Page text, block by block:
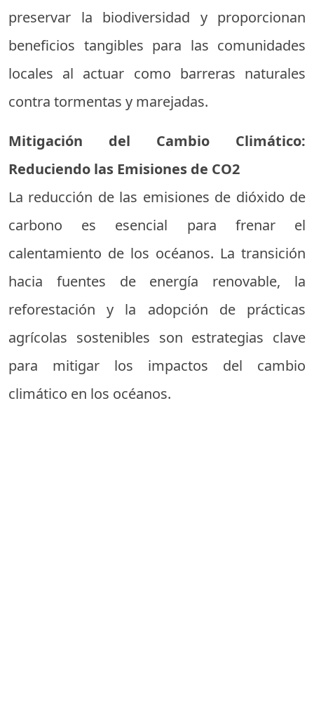
preservar la biodiversidad y proporcionan
beneficios tangibles para las comunidades
locales al actuar como barreras naturales
contra tormentas y marejadas.
Mitigación del Cambio Climático:
Reduciendo las Emisiones de CO2
La reducción de las emisiones de dióxido de
carbono es esencial para frenar el
calentamiento de los océanos. La transición
hacia fuentes de energía renovable, la
reforestación y la adopción de prácticas
agrícolas sostenibles son estrategias clave
para mitigar los impactos del cambio
climático en los océanos.